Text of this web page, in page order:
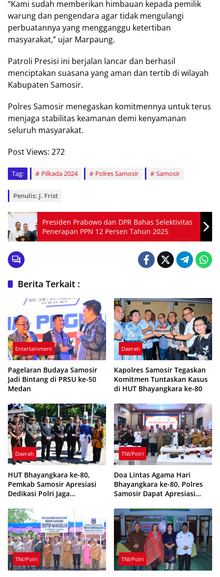
“Kami sudah memberikan himbauan kepada pemilik
warung dan pengendara agar tidak mengulangi
perbuatannya yang mengganggu ketertiban
masyarakat,” ujar Marpaung.
Patroli Presisi ini berjalan lancar dan berhasil
menciptakan suasana yang aman dan tertib di wilayah
Kabupaten Samosir.
Polres Samosir menegaskan komitmennya untuk terus
menjaga stabilitas keamanan demi kenyamanan
seluruh masyarakat.
Post Views: 272
Tag: Pilkada 2024 Polres Samosir Samosir
Penulis: J. Frist
Presiden Prabowo dan DPR Bahas Selektivitas
Penerapan PPN 12 Persen Tahun 2025
Berita Terkait :
Entertainment
Pagelaran Budaya Samosir
Jadi Bintang di PRSU ke-50
Medan
Daerah
Kapolres Samosir Tegaskan
Komitmen Tuntaskan Kasus
di HUT Bhayangkara ke-80
Daerah
HUT Bhayangkara ke-80,
Pemkab Samosir Apresiasi
Dedikasi Polri Jaga
TNI/Polri
Doa Lintas Agama Hari
Bhayangkara ke-80, Polres
Samosir Dapat Apresiasi
TNI/Polri TNI/Polri